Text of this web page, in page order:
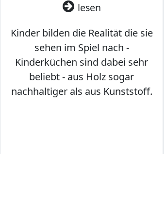
lesen
Kinder bilden die Realität die sie
sehen im Spiel nach -
Kinderküchen sind dabei sehr
beliebt - aus Holz sogar
nachhaltiger als aus Kunststoff.